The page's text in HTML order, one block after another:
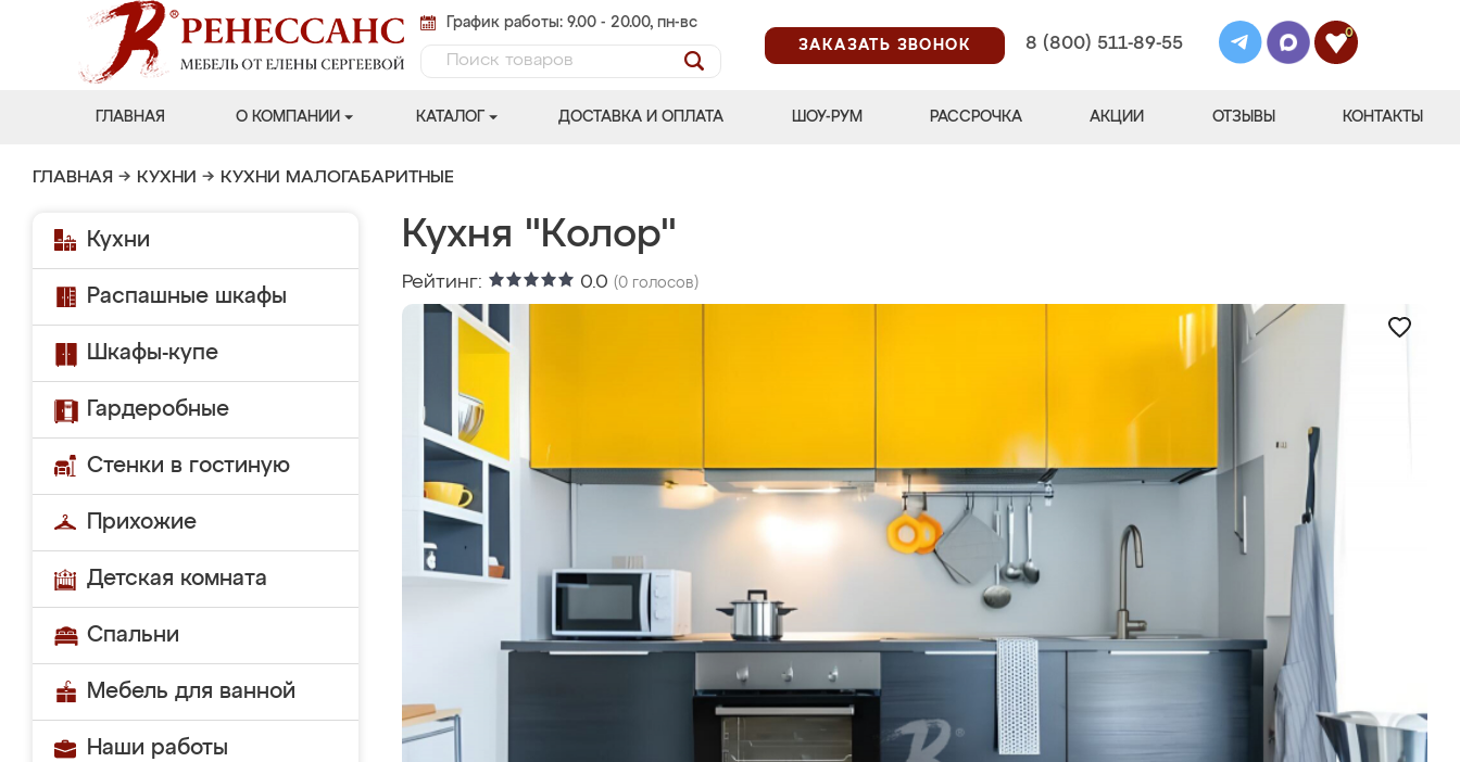
График работы: 9.00 - 20.00, пн-вс
ЗАКАЗАТЬ ЗВОНОК
8 (800) 511-89-55
0
ГЛАВНАЯ О КОМПАНИИ КАТАЛОГ ДОСТАВКА И ОПЛАТА ШОУ-РУМ РАССРОЧКА АКЦИИ ОТЗЫВЫ КОНТАКТЫ
ГЛАВНАЯ → КУХНИ → КУХНИ МАЛОГАБАРИТНЫЕ
Кухни
Распашные шкафы
Шкафы-купе
Гардеробные
Стенки в гостиную
Прихожие
Детская комната
Спальни
Мебель для ванной
Наши работы
Кухня "Колор"
Рейтинг: 0.0 (0 голосов)